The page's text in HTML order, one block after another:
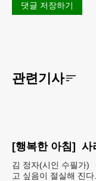
댓글 저장하기
관련기사
[행복한 아침] 사
김 정자(시인 수필가)
고 싶음이 절실해 진